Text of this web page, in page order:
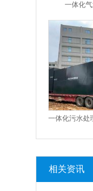
一体化
相关资讯